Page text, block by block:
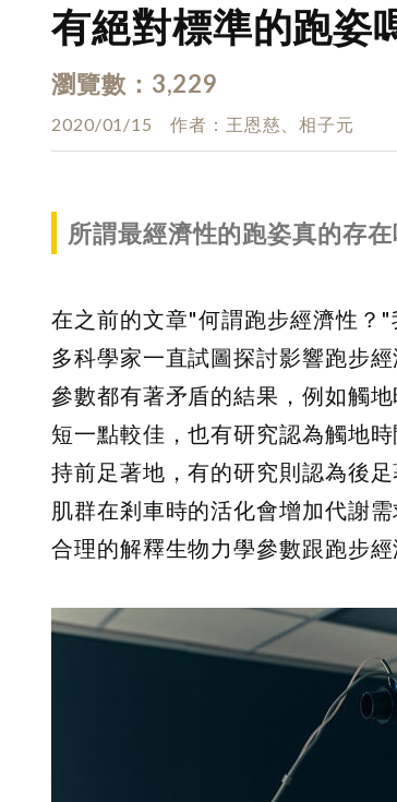
有絕對標準的跑姿
瀏覽數 3,229
2020/01/15 作者 王恩慈、相子元
所謂最經濟性的跑姿真的存在
在之前的文章"何謂跑步經濟性？
多科學家一直試圖探討影響跑步
參數都有著矛盾的結果，例如觸
短一點較佳，也有研究認為觸地
持前足著地，有的研究則認為後
肌群在剎車時的活化會增加代謝
合理的解釋生物力學參數跟跑步